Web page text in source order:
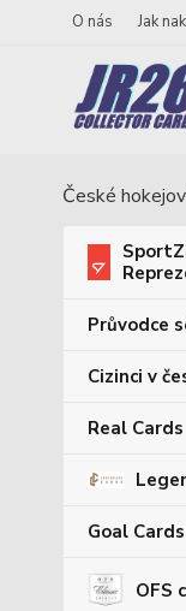
O nás Jak
České
Průvodce
Cizinci v
Real Cards
Goal Cards
OFS